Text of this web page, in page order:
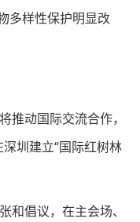
多样性保护明显改
推动国际交流合作，
圳建立“国际红树林
和倡议，在主会场、